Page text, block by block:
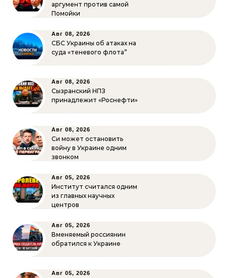
аргумент против самой
Помойки
Авг 08, 2026
СБС Украины об атаках на
суда «теневого флота”
Авг 08, 2026
Сызранский НПЗ
принадлежит «Роснефти»
Авг 08, 2026
Си может остановить
войну в Украине одним
звонком
Авг 05, 2026
Институт считался одним
из главных научных
центров
Авг 05, 2026
Вменяемый россиянин
обратился к Украине
Авг 05, 2026